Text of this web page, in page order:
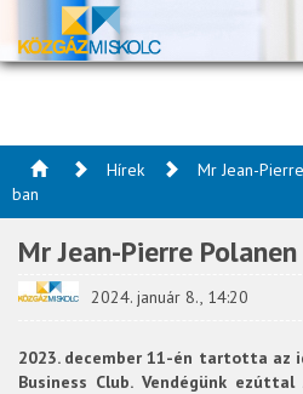
Hírek
Mr Jean-
ban
Mr Jean-Pierre
2024. január 8., 14:20
2023. december 11-én tartotta az
Business Club. Vendégünk